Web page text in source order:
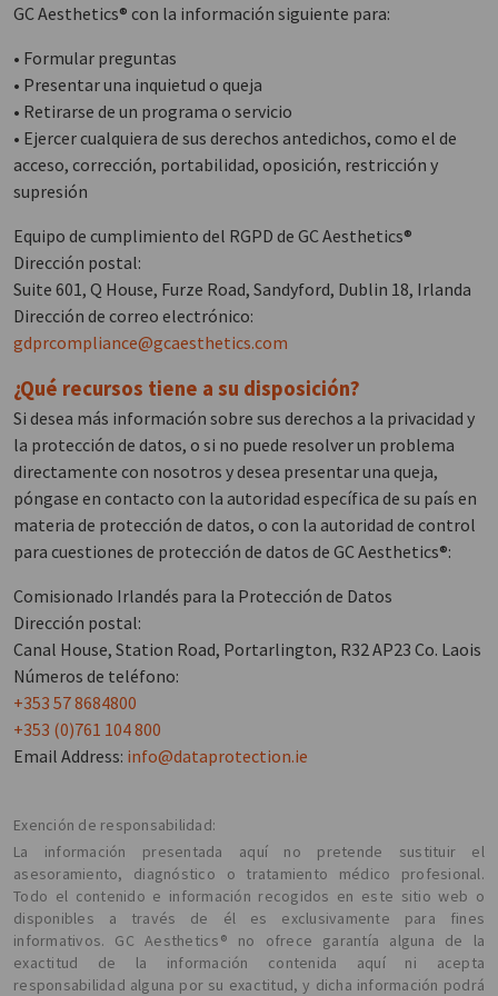
GC Aesthetics® con la información siguiente para:
• Formular preguntas
• Presentar una inquietud o queja
• Retirarse de un programa o servicio
• Ejercer cualquiera de sus derechos antedichos, como el de
acceso, corrección, portabilidad, oposición, restricción y
supresión
Equipo de cumplimiento del RGPD de GC Aesthetics®
Dirección postal:
Suite 601, Q House, Furze Road, Sandyford, Dublin 18, Irlanda
Dirección de correo electrónico:
gdprcompliance@gcaesthetics.com
¿Qué recursos tiene a su disposición?
Si desea más información sobre sus derechos a la privacidad y
la protección de datos, o si no puede resolver un problema
directamente con nosotros y desea presentar una queja,
póngase en contacto con la autoridad específica de su país en
materia de protección de datos, o con la autoridad de control
para cuestiones de protección de datos de GC Aesthetics®:
Comisionado Irlandés para la Protección de Datos
Dirección postal:
Canal House, Station Road, Portarlington, R32 AP23 Co. Laois
Números de teléfono:
+353 57 8684800
+353 (0)761 104 800
Email Address: info@dataprotection.ie
Exención de responsabilidad:
La información presentada aquí no pretende sustituir el
asesoramiento, diagnóstico o tratamiento médico profesional.
Todo el contenido e información recogidos en este sitio web o
disponibles a través de él es exclusivamente para fines
informativos. GC Aesthetics® no ofrece garantía alguna de la
exactitud de la información contenida aquí ni acepta
responsabilidad alguna por su exactitud, y dicha información podrá